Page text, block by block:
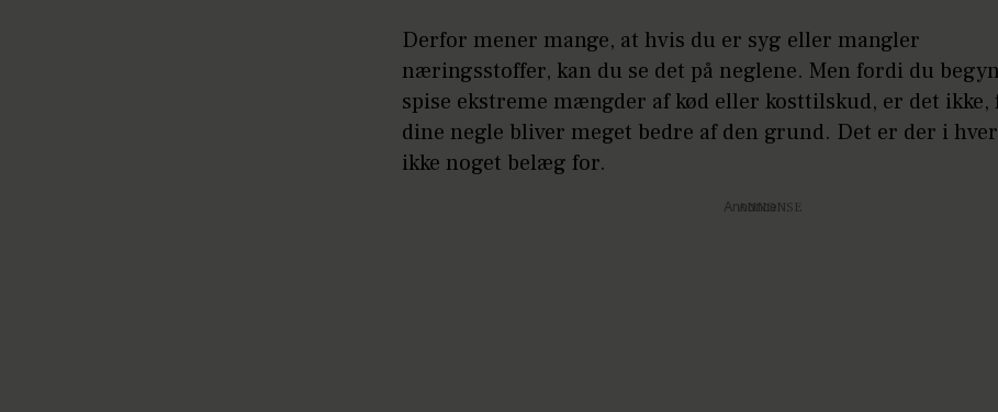
Derfor mener mange, at hvis du er syg eller mangler
næringsstoffer, kan du se det på neglene. Men fordi du
spise ekstreme mængder af kød eller kosttilskud, er det ikke,
dine negle bliver meget bedre af den grund. Det er der i
ikke noget belæg for.
Annonce